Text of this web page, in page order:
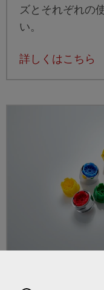
ズとそれぞれの
い。
詳しくはこちら